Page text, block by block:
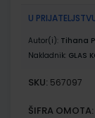
U
Autor(i): Tihana
Nakladnik: GLAS
SKU: 567097
ŠIFRA OMOTA: